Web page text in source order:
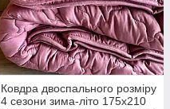
Ковдра двоспального розміру
4 сезони зима-літо 175х210